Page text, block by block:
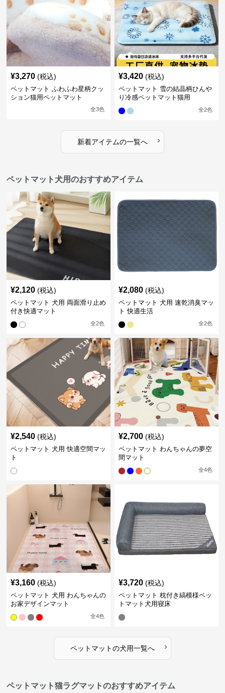
¥3,270 (税込)
ペットマット ふわふわ星柄クッ
ション猫用ペットマット
全3色
¥3,420 (税込)
ペットマット 雪の結晶柄ひんや
り冷感ペットマット猫用
全2色
新着アイテムの一覧へ ›
ペットマット犬用のおすすめアイテム
¥2,120 (税込)
ペットマット 犬用 両面滑り止め
付き快適マット
全2色
¥2,080 (税込)
ペットマット 犬用 速乾消臭マッ
ト 快適生活
全2色
¥2,540 (税込)
ペットマット 犬用 快適空間マッ
ト
¥2,700 (税込)
ペットマット わんちゃんの夢空
間マット
全4色
¥3,160 (税込)
ペットマット 犬用 わんちゃんの
お家デザインマット
全4色
¥3,720 (税込)
ペットマット 枕付き縞模様ペッ
トマット犬用寝床
ペットマットの犬用一覧へ ›
ペットマット猫ラグマットのおすすめアイテム